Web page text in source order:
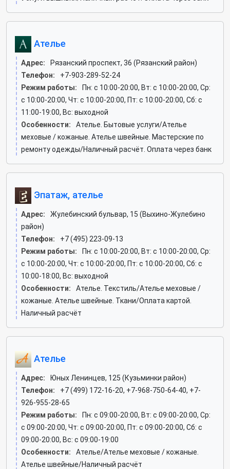
Ателье
Адрес:
Рязанский проспект, 36 (Рязанский район)
Телефон:
+7-903-289-52-24
Режим работы:
Пн: c 10:00-20:00, Вт: c 10:00-20:00, Ср:
c 10:00-20:00, Чт: c 10:00-20:00, Пт: c 10:00-20:00, Сб: c
11:00-19:00, Вс: выходной
Особенности:
Ателье. Бытовые услуги/Ателье
меховые / кожаные. Ателье швейные. Мастерские по
ремонту одежды/Наличный расчёт. Оплата через банк
Эпатаж, ателье
Адрес:
Жулебинский бульвар, 15 (Выхино-Жулебино
район)
Телефон:
+7 (495) 223-09-13
Режим работы:
Пн: c 10:00-20:00, Вт: c 10:00-20:00, Ср:
c 10:00-20:00, Чт: c 10:00-20:00, Пт: c 10:00-20:00, Сб: c
10:00-18:00, Вс: выходной
Особенности:
Ателье. Текстиль/Ателье меховые /
кожаные. Ателье швейные. Ткани/Оплата картой.
Наличный расчёт
Ателье
Адрес:
Юных Ленинцев, 125 (Кузьминки район)
Телефон:
+7 (499) 172-16-20, +7-968-750-64-40, +7-
926-955-28-65
Режим работы:
Пн: c 09:00-20:00, Вт: c 09:00-20:00, Ср:
c 09:00-20:00, Чт: c 09:00-20:00, Пт: c 09:00-20:00, Сб: c
09:00-20:00, Вс: c 09:00-19:00
Особенности:
Ателье/Ателье меховые / кожаные.
Ателье швейные/Наличный расчёт